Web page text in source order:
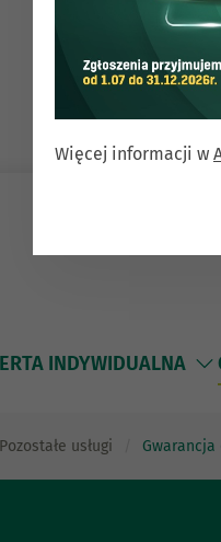
INDYWIDUALNA
Pozostałe usługi
Więcej informacji w